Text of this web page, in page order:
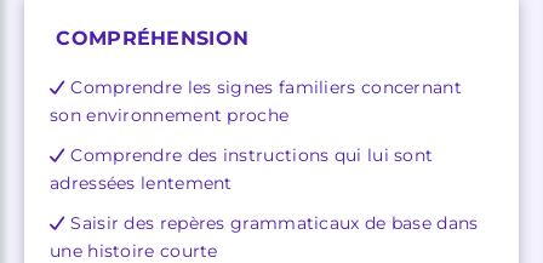
COMPRÉHENSION
Comprendre les signes familiers concernant
son environnement proche
Comprendre des instructions qui lui sont
adressées lentement
Saisir des repères grammaticaux de base dans
une histoire courte